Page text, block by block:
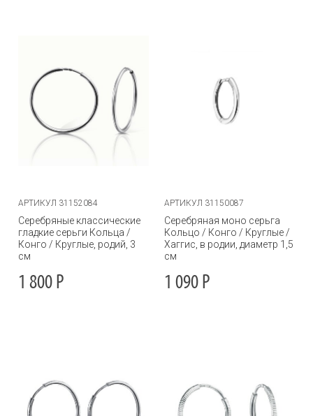
АРТИКУЛ 31152084
Серебряные классические
гладкие серьги Кольца /
Конго / Круглые, родий, 3
см
1 800 Р
АРТИКУЛ 31150087
Серебряная моно серьга
Кольцо / Конго / Круглые /
Хаггис, в родии, диаметр 1,5
см
1 090 Р